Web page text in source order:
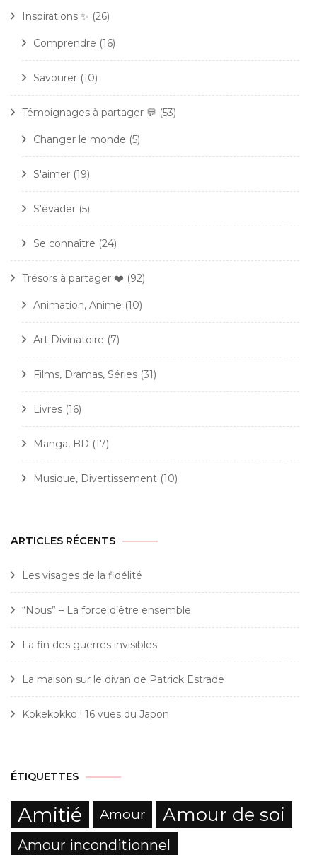
Inspirations ✨ (26)
Comprendre (16)
Savourer (10)
Témoignages à partager 💬 (53)
Changer le monde (5)
S'aimer (19)
S'évader (5)
Se connaître (24)
Trésors à partager ❤️ (92)
Animation, Anime (10)
Art Divinatoire (7)
Films, Dramas, Séries (31)
Livres (16)
Manga, BD (17)
Musique, Divertissement (10)
ARTICLES RÉCENTS
Les visages de la fidélité
“Nous” – La force d’être ensemble
La fin des guerres invisibles
La maison sur le divan de Patrick Estrade
Kokekokko ! 16 vues du Japon
ÉTIQUETTES
Amitié Amour Amour de soi
Amour inconditionnel